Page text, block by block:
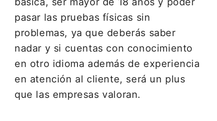
pasar las pruebas físicas sin
problemas, ya que deberás saber
nadar y si cuentas con conocimiento
en otro idioma además de experiencia
en atención al cliente, será un plus
que las empresas valoran.